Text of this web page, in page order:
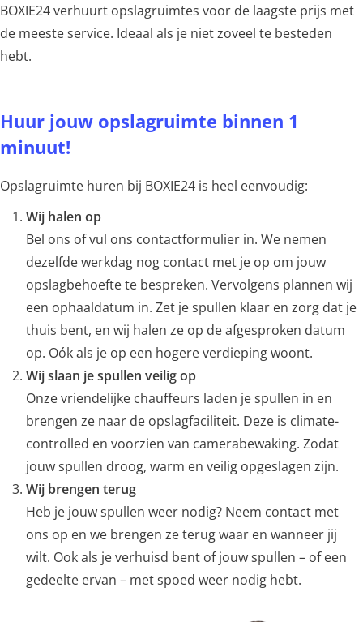
BOXIE24 verhuurt opslagruimtes voor de laagste prijs met
de meeste service. Ideaal als je niet zoveel te besteden
hebt.
Huur jouw opslagruimte binnen 1
minuut!
Opslagruimte huren bij BOXIE24 is heel eenvoudig:
Wij halen op
Bel ons of vul ons contactformulier in. We nemen
dezelfde werkdag nog contact met je op om jouw
opslagbehoefte te bespreken. Vervolgens plannen wij
een ophaaldatum in. Zet je spullen klaar en zorg dat je
thuis bent, en wij halen ze op de afgesproken datum
op. Oók als je op een hogere verdieping woont.
Wij slaan je spullen veilig op
Onze vriendelijke chauffeurs laden je spullen in en
brengen ze naar de opslagfaciliteit. Deze is climate-
controlled en voorzien van camerabewaking. Zodat
jouw spullen droog, warm en veilig opgeslagen zijn.
Wij brengen terug
Heb je jouw spullen weer nodig? Neem contact met
ons op en we brengen ze terug waar en wanneer jij
wilt. Ook als je verhuisd bent of jouw spullen – of een
gedeelte ervan – met spoed weer nodig hebt.